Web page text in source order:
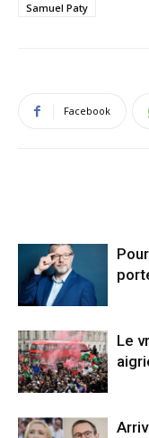
Samuel Paty
Facebook
Le